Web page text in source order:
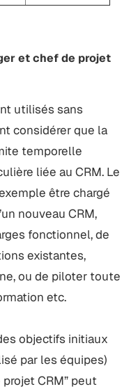
et chef de projet
utilisés sans
considérer que la
temporelle
liée au CRM. Le
être chargé
nouveau CRM,
fonctionnel, de
existantes,
ou de piloter toute
etc.
objectifs initiaux
par les équipes)
CRM” peut